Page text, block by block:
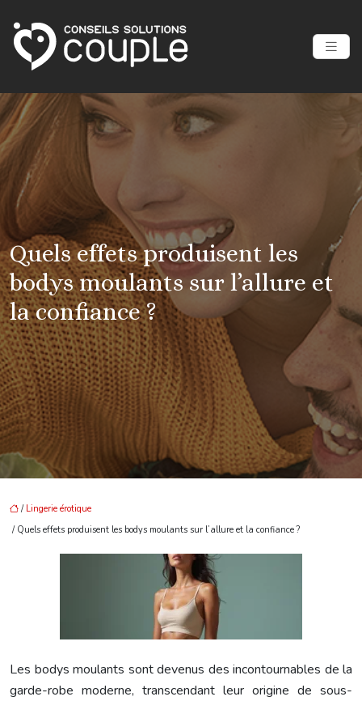
Quels effets produisent les
bodys moulants sur l’allure et
la confiance ?
/ Lingerie érotique
/ Quels effets produisent les bodys moulants sur l’allure et la confiance ?
Les bodys moulants sont devenus des incontournables de la
garde-robe moderne, transcendant leur origine de sous-